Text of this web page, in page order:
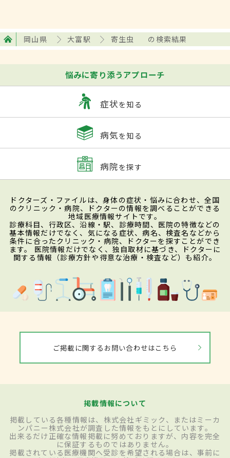
岡山県 大富駅 寄生虫 の検索結果
悩みに寄り添うアプローチ
症状を知る
病気を知る
病院を探す
ドクターズ・ファイルは、身体の症状・悩みに合わせ、全国
のクリニック・病院、ドクターの情報を調べることができる
地域医療情報サイトです。
診療科目、行政区、沿線・駅、診療時間、医院の特徴などの
基本情報だけでなく、気になる症状、病名、検査名などから
条件に合ったクリニック・病院、ドクターを探すことができ
ます。 医院情報だけでなく、独自取材に基づき、ドクターに
関する情報（診療方針や得意な治療・検査など）も紹介。
ご掲載に関するお問い合わせはこちら
掲載情報について
掲載している各種情報は、株式会社ギミック、またはミーカ
ンパニー株式会社が調査した情報をもとにしています。
出来るだけ正確な情報掲載に努めておりますが、内容を完全
に保証するものではありません。
掲載されている医療機関へ受診を希望される場合は、事前に